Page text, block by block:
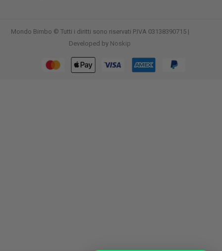
Mondo Bimbo © Tutti i diritti sono riservati P.IVA 03138390715 |
Developed by Noskip